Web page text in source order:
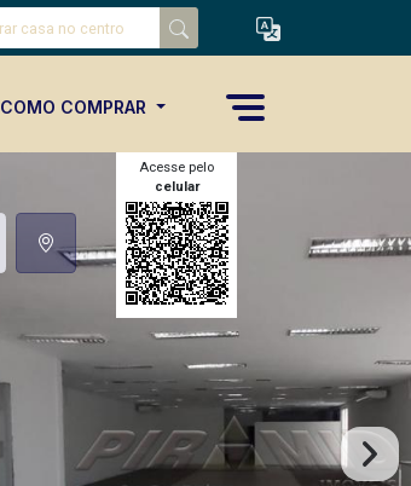
COMO COMPRAR
Acesse pelo
celular